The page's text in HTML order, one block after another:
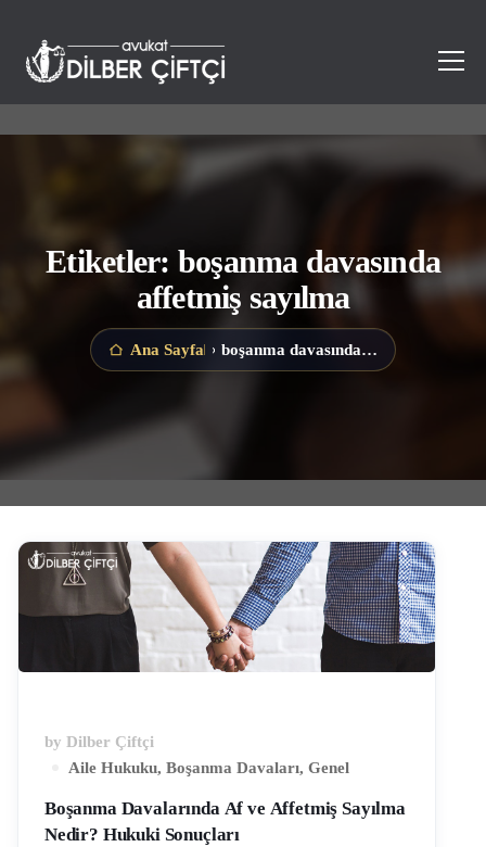
Etiketler: boşanma davasında
affetmiş sayılma
Ana Sayfa › boşanma davasında affetmiş sayılma
by Dilber Çiftçi
Aile Hukuku, Boşanma Davaları, Genel
Boşanma Davalarında Af ve Affetmiş Sayılma
Nedir? Hukuki Sonuçları